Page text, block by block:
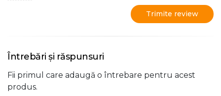
Trimite review
Întrebări și răspunsuri
Fii primul care adaugă o întrebare pentru acest
produs.